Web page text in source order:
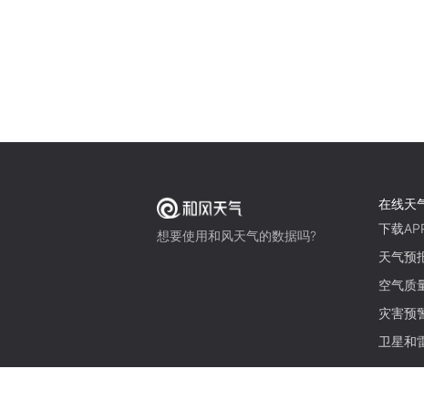
想要使用和风天气的数据吗?
在线天
下载
天气预
空气质
灾害预
卫星和